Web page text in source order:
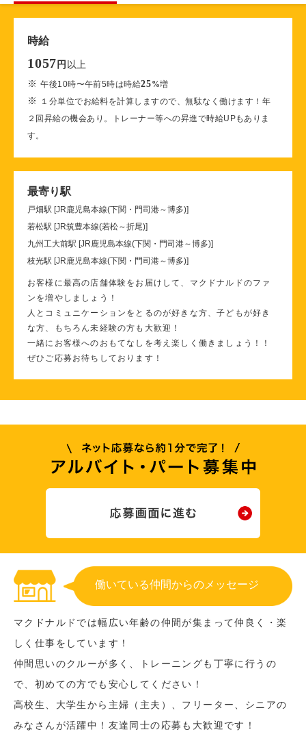
時給
1057 円 以上
※午後10時〜午前5時は時給25%増
※
１分単位でお給料を計算しますので、無駄なく働けます！年
２回昇給の機会あり。トレーナー等への昇進で時給UPもありま
す。
最寄り駅
戸畑駅 [JR鹿児島本線(下関・門司港～博多)]
若松駅 [JR筑豊本線(若松～折尾)]
九州工大前駅 [JR鹿児島本線(下関・門司港～博多)]
枝光駅 [JR鹿児島本線(下関・門司港～博多)]
お客様に最高の店舗体験をお届けして、マクドナルドのファ
ンを増やしましょう！
人とコミュニケーションをとるのが好きな方、子どもが好き
な方、もちろん未経験の方も大歓迎！
一緒にお客様へのおもてなしを考え楽しく働きましょう！！
ぜひご応募お待ちしております！
働いている仲間からのメッセージ
マクドナルドでは幅広い年齢の仲間が集まって仲良く・楽
しく仕事をしています！
仲間思いのクルーが多く、トレーニングも丁寧に行うの
で、初めての方でも安心してください！
高校生、大学生から主婦（主夫）、フリーター、シニアの
みなさんが活躍中！友達同士の応募も大歓迎です！